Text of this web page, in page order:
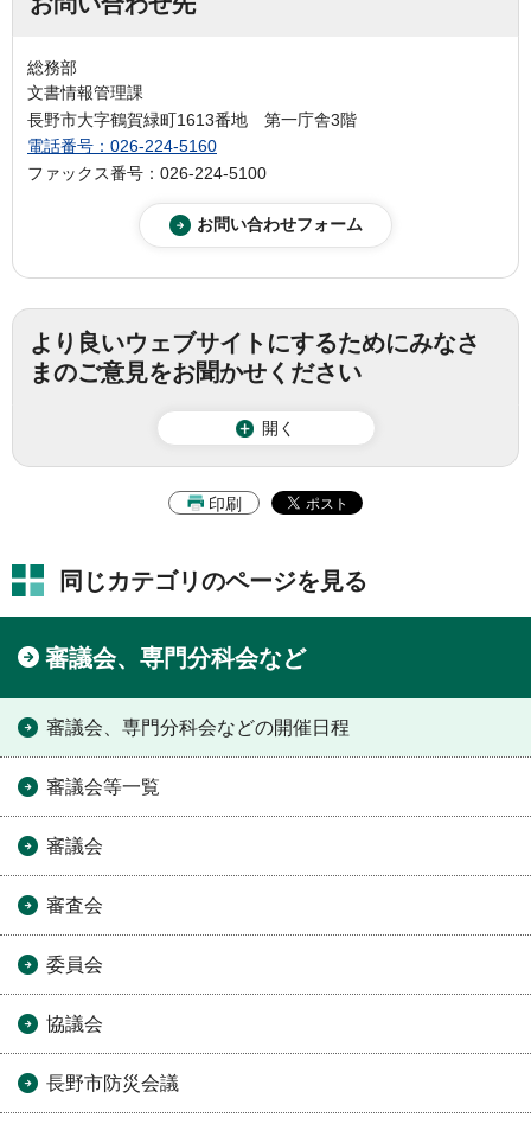
総務部
文書情報管理課
長野市大字鶴賀緑町1613番地 第一庁舎3階
電話番号：026-224-5160
ファックス番号：026-224-5100
より良いウェブサイトにするためにみなさ
まのご意見をお聞かせください
開く
印刷
同じカテゴリのページを見る
審議会、専門分科会など
審議会、専門分科会などの開催日程
審議会等一覧
審議会
審査会
委員会
協議会
長野市防災会議